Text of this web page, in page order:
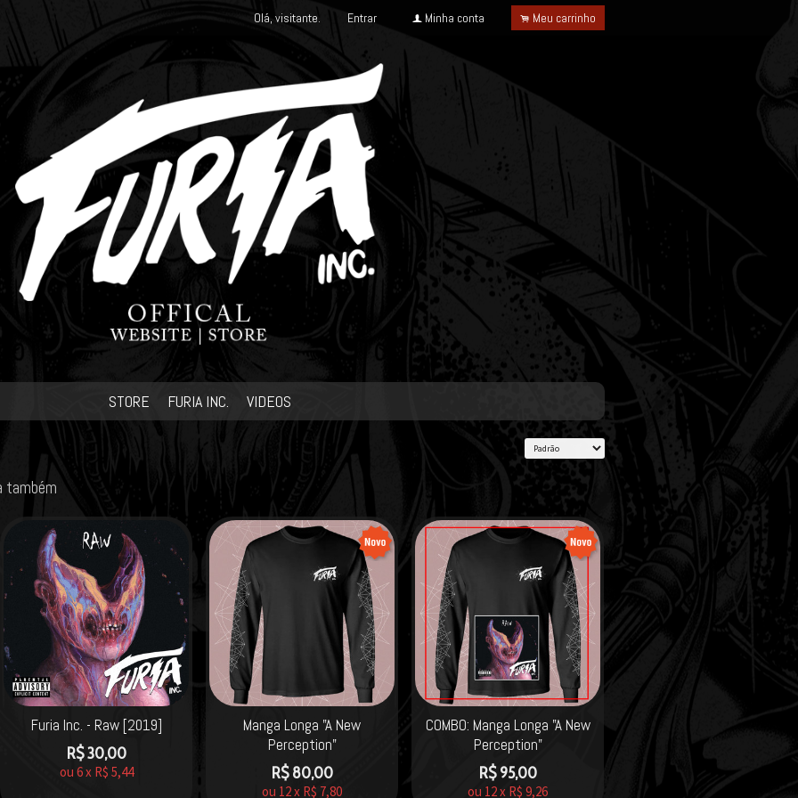
Olá, visitante. Entrar f Minha conta . Meu carrinho
STORE FURIA INC. VIDEOS
também
Furia Inc. - Raw [2019]
R$30,00
ou 6x R$ 5,44
Manga Longa "A New
Perception"
R$80,00
ou 12x R$ 7,80
COMBO: Manga Longa "A New
Perception"
R$95,00
ou 12x R$ 9,26